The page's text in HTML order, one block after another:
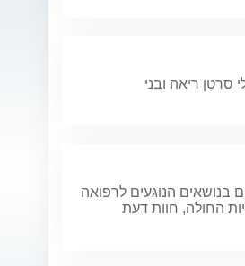
סרטן ריאה ובני
בנושאים הנוגעים לרפואה
החולה, חוות דעת